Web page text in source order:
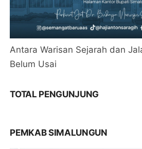
Antara Warisan Sejarah dan
Belum Usai
TOTAL PENGUNJUNG
PEMKAB SIMALUNGUN